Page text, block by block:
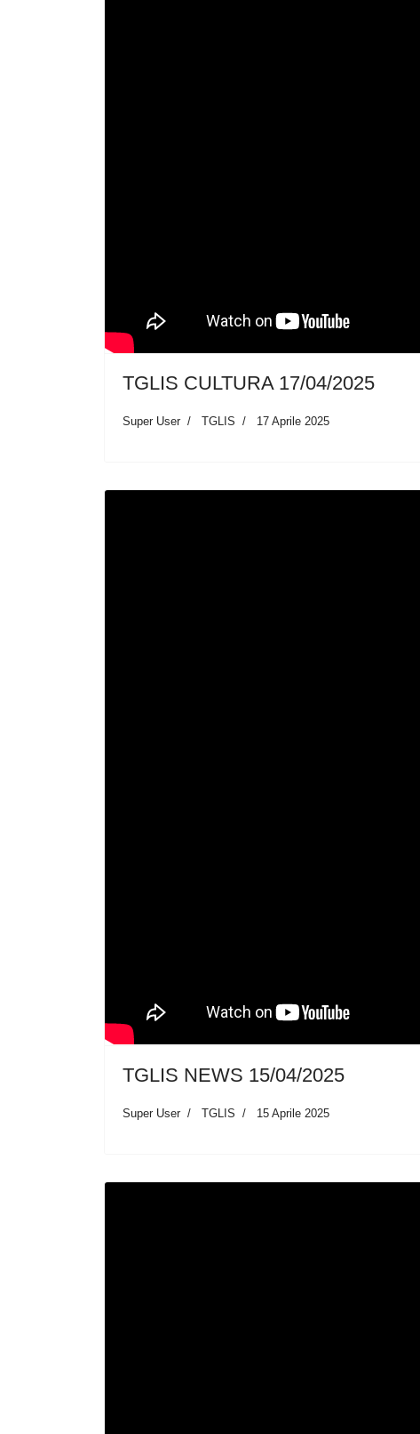
TGLIS CULTURA 17/04/2025
Super User TGLIS 17 Aprile 2025
TGLIS NEWS 15/04/2025
Super User TGLIS 15 Aprile 2025